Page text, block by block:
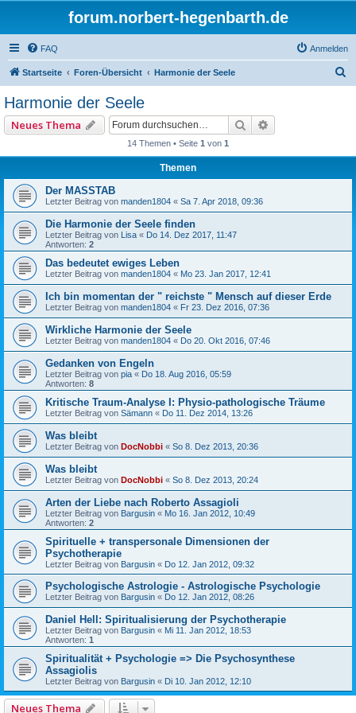
forum.norbert-hegenbarth.de
FAQ Anmelden
Startseite Foren-Übersicht Harmonie der Seele
Harmonie der Seele
Neues Thema Suche
14 Themen • Seite 1 von 1
Themen
Der MASSTAB
Letzter Beitrag von manden1804 « Sa 7. Apr 2018, 09:36
Die Harmonie der Seele finden
Letzter Beitrag von Lisa « Do 14. Dez 2017, 11:47
Antworten: 2
Das bedeutet ewiges Leben
Letzter Beitrag von manden1804 « Mo 23. Jan 2017, 12:41
Ich bin momentan der " reichste " Mensch auf dieser Erde
Letzter Beitrag von manden1804 « Fr 23. Dez 2016, 07:36
Wirkliche Harmonie der Seele
Letzter Beitrag von manden1804 « Do 20. Okt 2016, 07:46
Gedanken von Engeln
Letzter Beitrag von pia « Do 18. Aug 2016, 05:59
Antworten: 8
Kritische Traum-Analyse I: Physio-pathologische Träume
Letzter Beitrag von Sämann « Do 11. Dez 2014, 13:26
Was bleibt
Letzter Beitrag von DocNobbi « So 8. Dez 2013, 20:36
Was bleibt
Letzter Beitrag von DocNobbi « So 8. Dez 2013, 20:24
Arten der Liebe nach Roberto Assagioli
Letzter Beitrag von Bargusin « Mo 16. Jan 2012, 10:49
Antworten: 2
Spirituelle + transpersonale Dimensionen der
Psychotherapie
Letzter Beitrag von Bargusin « Do 12. Jan 2012, 09:32
Psychologische Astrologie - Astrologische Psychologie
Letzter Beitrag von Bargusin « Do 12. Jan 2012, 08:26
Daniel Hell: Spiritualisierung der Psychotherapie
Letzter Beitrag von Bargusin « Mi 11. Jan 2012, 18:53
Antworten: 1
Spiritualität + Psychologie => Die Psychosynthese
Assagiolis
Letzter Beitrag von Bargusin « Di 10. Jan 2012, 12:10
Neues Thema